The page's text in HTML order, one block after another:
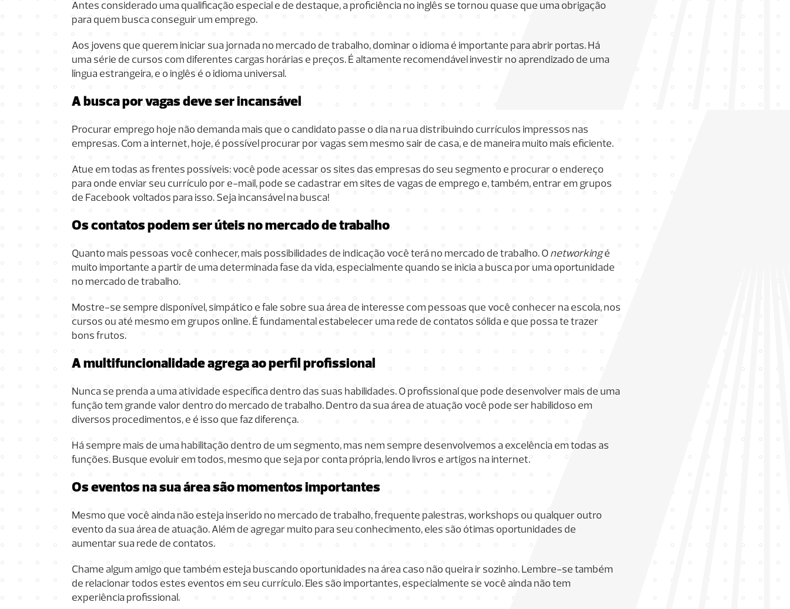
Antes considerado uma qualificação especial e de destaque, a proficiência no inglês se tornou quase que uma obrigação
para quem busca conseguir um emprego.
Aos jovens que querem iniciar sua jornada no mercado de trabalho, dominar o idioma é importante para abrir portas. Há
uma série de cursos com diferentes cargas horárias e preços. É altamente recomendável investir no aprendizado de uma
língua estrangeira, e o inglês é o idioma universal.
A busca por vagas deve ser incansável
Procurar emprego hoje não demanda mais que o candidato passe o dia na rua distribuindo currículos impressos nas
empresas. Com a internet, hoje, é possível procurar por vagas sem mesmo sair de casa, e de maneira muito mais eficiente.
Atue em todas as frentes possíveis: você pode acessar os sites das empresas do seu segmento e procurar o endereço
para onde enviar seu currículo por e-mail, pode se cadastrar em sites de vagas de emprego e, também, entrar em grupos
de Facebook voltados para isso. Seja incansável na busca!
Os contatos podem ser úteis no mercado de trabalho
Quanto mais pessoas você conhecer, mais possibilidades de indicação você terá no mercado de trabalho. O networkingé
muito importante a partir de uma determinada fase da vida, especialmente quando se inicia a busca por uma oportunidade
no mercado de trabalho.
Mostre-se sempre disponível, simpático e fale sobre sua área de interesse com pessoas que você conhecer na escola, nos
cursos ou até mesmo em grupos online. É fundamental estabelecer uma rede de contatos sólida e que possa te trazer
bons frutos.
A multifuncionalidade agrega ao perfil profissional
Nunca se prenda a uma atividade específica dentro das suas habilidades. O profissional que pode desenvolver mais de uma
função tem grande valor dentro do mercado de trabalho. Dentro da sua área de atuação você pode ser habilidoso em
diversos procedimentos, e é isso que faz diferença.
Há sempre mais de uma habilitação dentro de um segmento, mas nem sempre desenvolvemos a excelência em todas as
funções. Busque evoluir em todos, mesmo que seja por conta própria, lendo livros e artigos na internet.
Os eventos na sua área são momentos importantes
Mesmo que você ainda não esteja inserido no mercado de trabalho, frequente palestras, workshops ou qualquer outro
evento da sua área de atuação. Além de agregar muito para seu conhecimento, eles são ótimas oportunidades de
aumentar sua rede de contatos.
Chame algum amigo que também esteja buscando oportunidades na área caso não queira ir sozinho. Lembre-se também
de relacionar todos estes eventos em seu currículo. Eles são importantes, especialmente se você ainda não tem
experiência profissional.